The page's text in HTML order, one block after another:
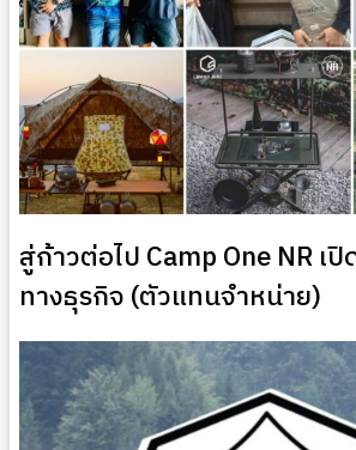
สู่ก้าวต่อไป Camp One NR เ
ทางธุรกิจ (ตัวแทนจำหน่าย)